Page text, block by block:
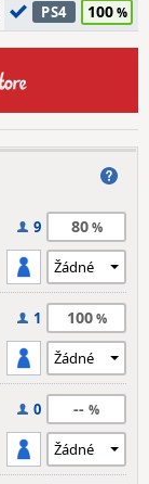
PS4 100
9 80
1 100
0 --